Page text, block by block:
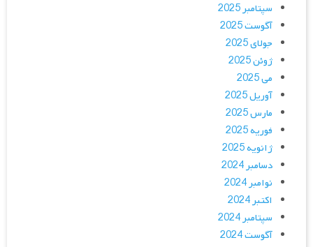
سپتامبر 2025
آگوست 2025
جولای 2025
ژوئن 2025
می 2025
آوریل 2025
مارس 2025
فوریه 2025
ژانویه 2025
دسامبر 2024
نوامبر 2024
اکتبر 2024
سپتامبر 2024
آگوست 2024